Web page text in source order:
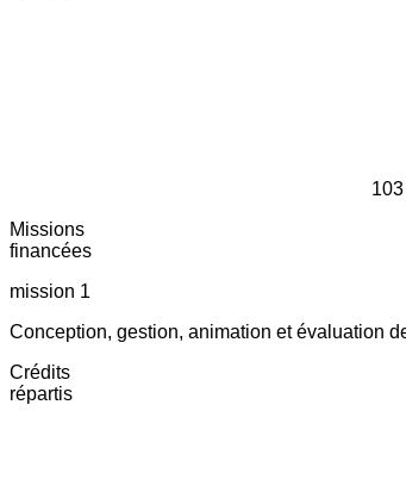
103
Missions
financées
mission 1
Conception, gestion, animation et évaluation
Crédits
répartis